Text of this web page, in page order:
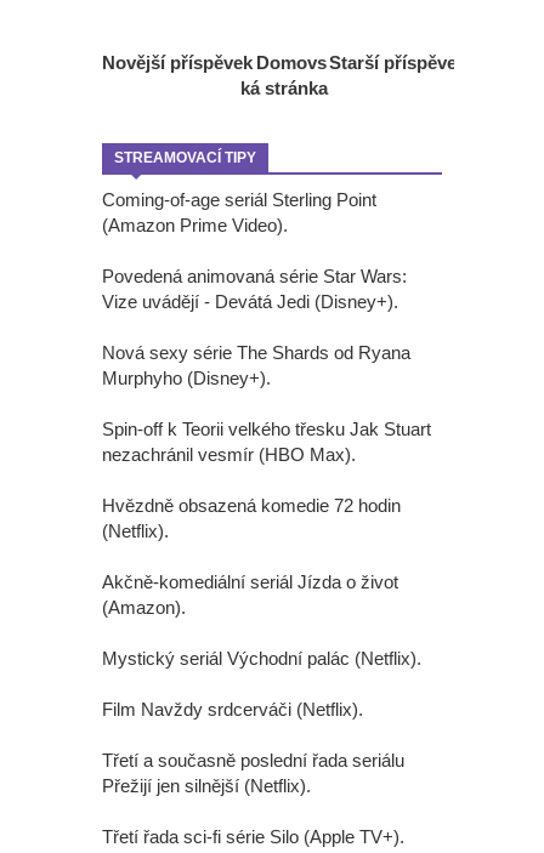
Novější příspěvek Starší příspěvek
Domovs
ká stránka
STREAMOVACÍ TIPY
Coming-of-age seriál Sterling Point
(Amazon Prime Video).
Povedená animovaná série Star Wars:
Vize uvádějí - Devátá Jedi (Disney+).
Nová sexy série The Shards od Ryana
Murphyho (Disney+).
Spin-off k Teorii velkého třesku Jak Stuart
nezachránil vesmír (HBO Max).
Hvězdně obsazená komedie 72 hodin
(Netflix).
Akčně-komediální seriál Jízda o život
(Amazon).
Mystický seriál Východní palác (Netflix).
Film Navždy srdcerváči (Netflix).
Třetí a současně poslední řada seriálu
Přežijí jen silnější (Netflix).
Třetí řada sci-fi série Silo (Apple TV+).